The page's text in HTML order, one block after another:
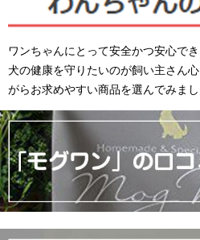
ワンちゃんにとって安全かつ安心で
犬の健康を守りたいのが飼い主さん
がらお求めやすい商品を選んでみまし